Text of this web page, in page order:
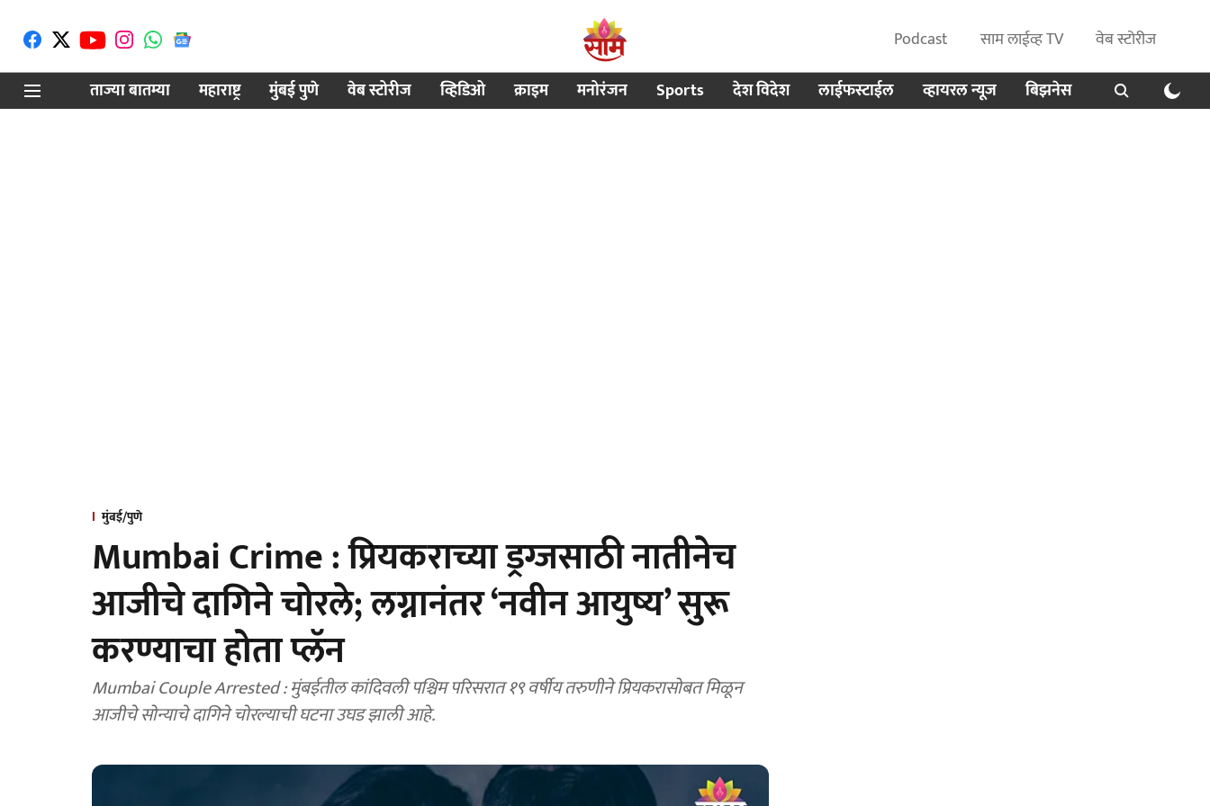
Podcast साम लाईव्ह TV
वेब स्टोरीज
ताज्या बातम्या
महाराष्ट्र मुंबई पुणे वेब स्टोरीज व्हिडिओ क्राइम मनोरंजन Sports देश विदेश लाईफस्टाईल व्हायरल न्यूज बिझनेस
मुंबई/पुणे
Mumbai Crime : प्रियकराच्या ड्रग्जसाठी नातीनेच
आजीचे दागिने चोरले; लग्नानंतर ‘नवीन आयुष्य’ सुरू
करण्याचा होता प्लॅन
Mumbai Couple Arrested : मुंबईतील कांदिवली पश्चिम परिसरात १९ वर्षीय तरुणीने प्रियकरासोबत मिळून
आजीचे सोन्याचे दागिने चोरल्याची घटना उघड झाली आहे.